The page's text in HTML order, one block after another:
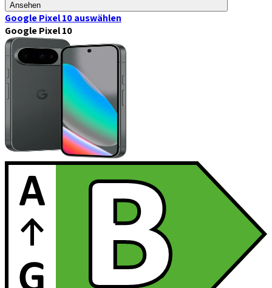
Ansehen
Google Pixel 10auswählen
Google Pixel 10